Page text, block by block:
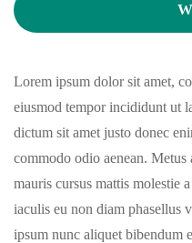
Lorem ipsum dolor sit amet,
eiusmod tempor incididunt ut
dictum sit amet justo donec
commodo odio aenean.
mauris cursus mattis molestie
iaculis eu non diam phasellus
ipsum nunc aliquet bibendum